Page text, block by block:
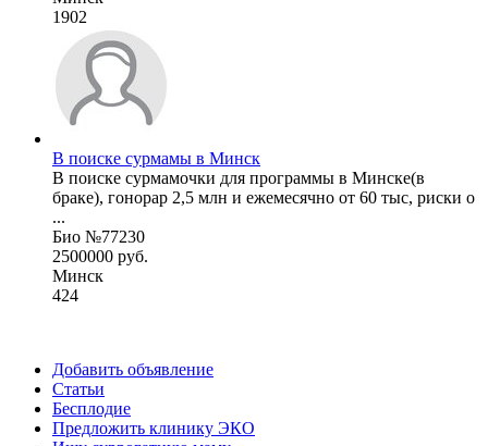
1902
В поиске сурмамы в Минск
В поиске сурмамочки для программы в Минске(в
браке), гонорар 2,5 млн и ежемесячно от 60 тыс, риски о
...
Био №77230
2500000 руб.
Минск
424
Добавить объявление
Статьи
Бесплодие
Предложить клинику ЭКО